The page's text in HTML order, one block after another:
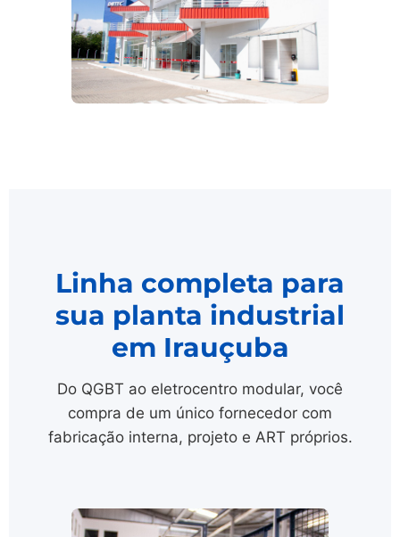
Linha completa para
sua planta industrial
em Irauçuba
Do QGBT ao eletrocentro modular, você
compra de um único fornecedor com
fabricação interna, projeto e ART próprios.